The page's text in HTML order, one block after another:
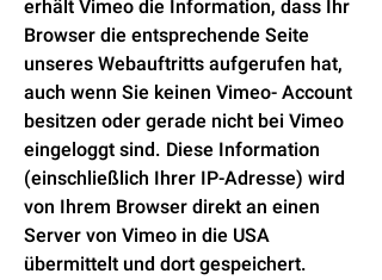
erhält Vimeo die Information, dass Ihr
Browser die entsprechende Seite
unseres Webauftritts aufgerufen hat,
auch wenn Sie keinen Vimeo- Account
besitzen oder gerade nicht bei Vimeo
eingeloggt sind. Diese Information
(einschließlich Ihrer IP-Adresse) wird
von Ihrem Browser direkt an einen
Server von Vimeo in die USA
übermittelt und dort gespeichert.